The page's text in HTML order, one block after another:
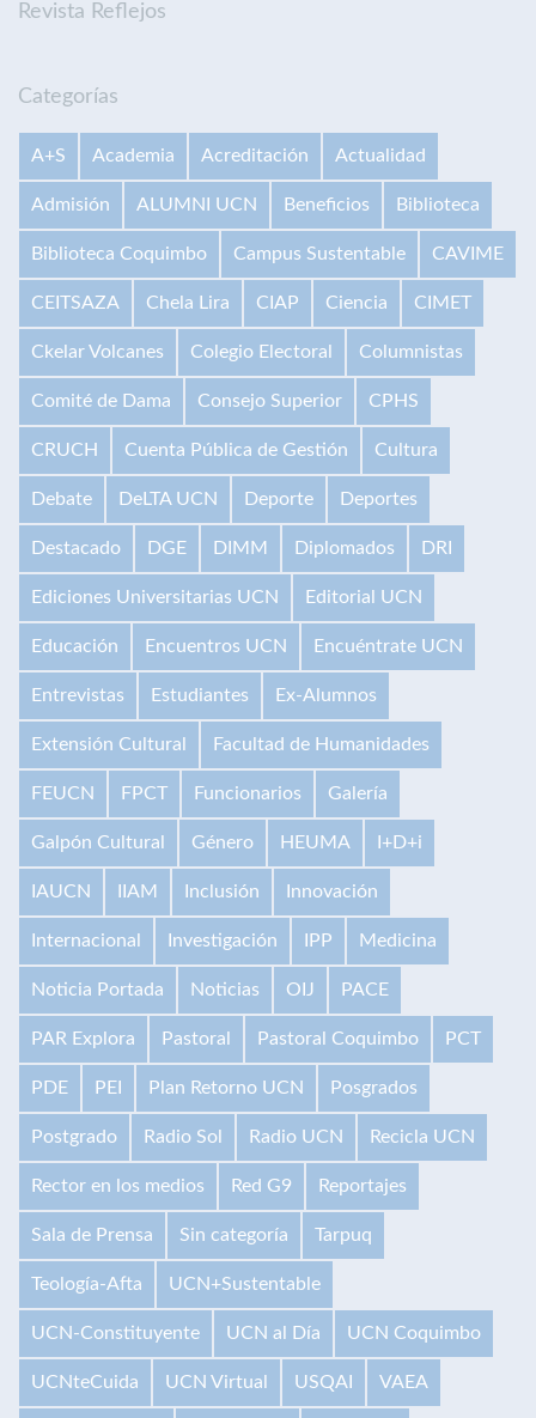
Revista Reflejos
Categorías
A+S Academia Acreditación Actualidad
Admisión ALUMNI UCN Beneficios Biblioteca
Biblioteca Coquimbo Campus Sustentable CAVIME
CEITSAZA Chela Lira CIAP Ciencia CIMET
Ckelar Volcanes Colegio Electoral Columnistas
Comité de Dama Consejo Superior CPHS
CRUCH Cuenta Pública de Gestión Cultura
Debate DeLTA UCN Deporte Deportes
Destacado DGE DIMM Diplomados DRI
Ediciones Universitarias UCN Editorial UCN
Educación Encuentros UCN Encuéntrate UCN
Entrevistas Estudiantes Ex-Alumnos
Extensión Cultural Facultad de Humanidades
FEUCN FPCT Funcionarios Galería
Galpón Cultural Género HEUMA I+D+i
IAUCN IIAM Inclusión Innovación
Internacional Investigación IPP Medicina
Noticia Portada Noticias OIJ PACE
PAR Explora Pastoral Pastoral Coquimbo PCT
PDE PEI Plan Retorno UCN Posgrados
Postgrado Radio Sol Radio UCN Recicla UCN
Rector en los medios Red G9 Reportajes
Sala de Prensa Sin categoría Tarpuq
Teología-Afta UCN+Sustentable
UCN-Constituyente UCN al Día UCN Coquimbo
UCNteCuida UCN Virtual USQAI VAEA